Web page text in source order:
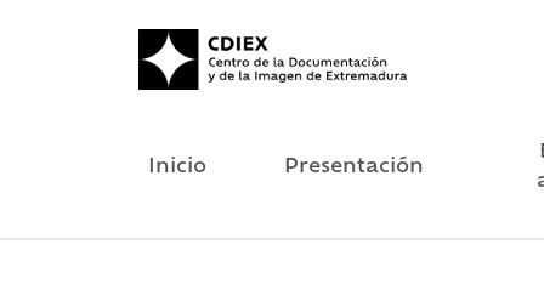
Inicio Presentación